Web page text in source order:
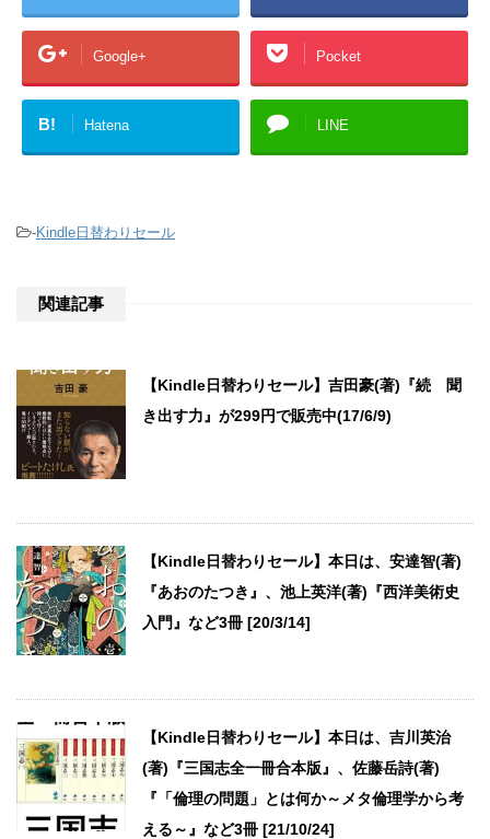
Google+ Pocket
B! Hatena LINE
-Kindle日替わりセール
関連記事
【Kindle日替わりセール】吉田豪(著)『続 聞
き出す力』が299円で販売中(17/6/9)
【Kindle日替わりセール】本日は、安達智(著)
『あおのたつき』、池上英洋(著)『西洋美術史
入門』など3冊 [20/3/14]
【Kindle日替わりセール】本日は、吉川英治
(著)『三国志全一冊合本版』、佐藤岳詩(著)
『「倫理の問題」とは何か～メタ倫理学から考
える～』など3冊 [21/10/24]